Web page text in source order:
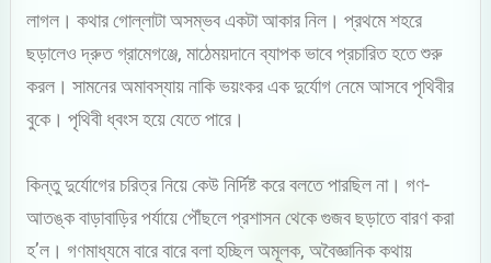
লাগল। কথার গোল্লাটা অসম্ভব একটা আকার নিল। প্রথমে শহরে
ছড়ালেও দ্রুত গ্রামেগঞ্জে, মাঠেময়দানে ব্যাপক ভাবে প্রচারিত হতে শুরু
করল। সামনের অমাবস্যায় নাকি ভয়ংকর এক দুর্যোগ নেমে আসবে পৃথিবীর
বুকে। পৃথিবী ধ্বংস হয়ে যেতে পারে।
কিন্তু দুর্যোগের চরিত্র নিয়ে কেউ নির্দিষ্ট করে বলতে পারছিল না। গণ-
আতঙ্ক বাড়াবাড়ির পর্যায়ে পৌঁছলে প্রশাসন থেকে গুজব ছড়াতে বারণ করা
হ’ল। গণমাধ্যমে বারে বারে বলা হচ্ছিল অমূলক, অবৈজ্ঞানিক কথায়